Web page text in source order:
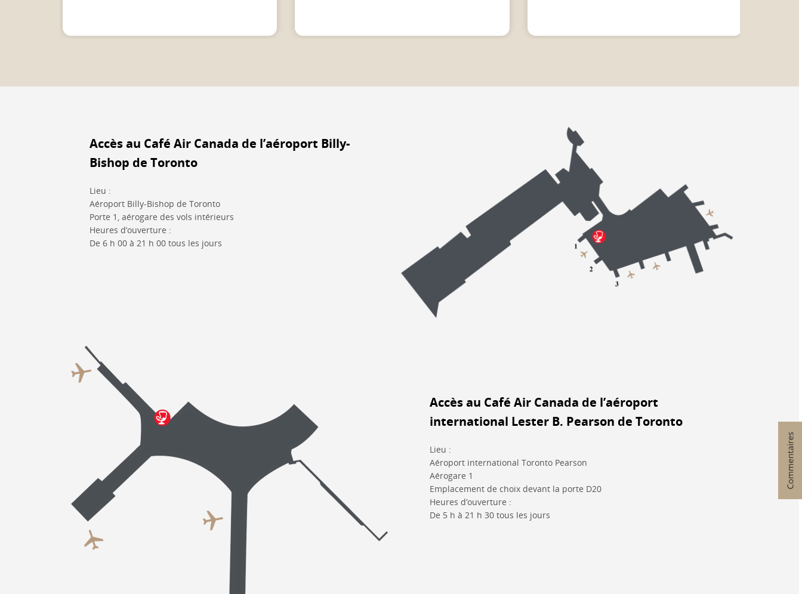
Accès au Café Air Canada de l’aéroport Billy-
Bishop de Toronto
Lieu :
Aéroport Billy-Bishop de Toronto
Porte 1, aérogare des vols intérieurs
Heures d’ouverture :
De 6 h 00 à 21 h 00 tous les jours
Accès au Café Air Canada de l’aéroport
international Lester B. Pearson de Toronto
Lieu :
Aéroport international Toronto Pearson
Aérogare 1
Emplacement de choix devant la porte D20
Heures d’ouverture :
De 5 h à 21 h 30 tous les jours